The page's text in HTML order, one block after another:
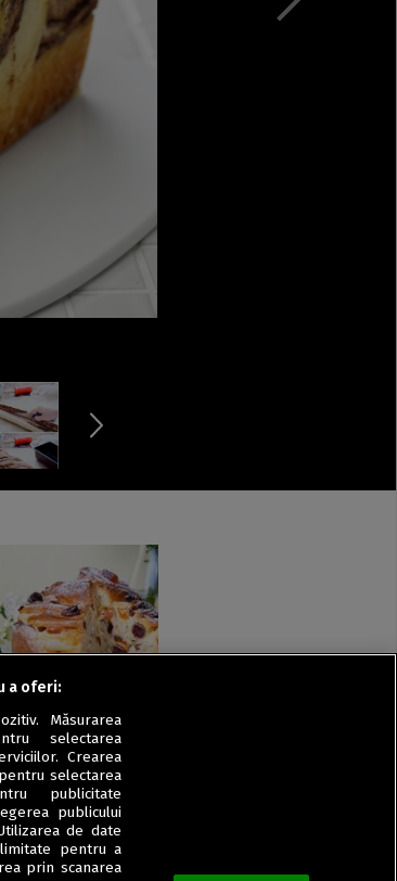
Conserve
Băuturi
Rețete de post
cu multe
a oferi:
Măsurarea
selectarea
Crearea
selectarea
publicitate
publicului
de date
pentru a
prin scanarea